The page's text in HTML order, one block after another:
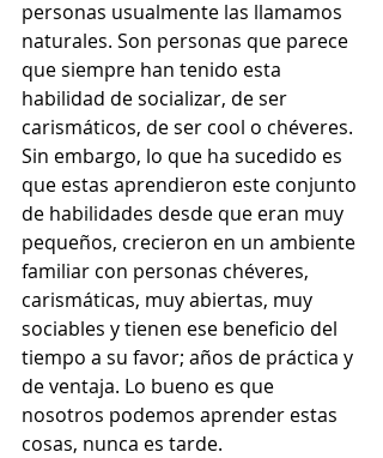
personas usualmente las llamamos
naturales. Son personas que parece
que siempre han tenido esta
habilidad de socializar, de ser
carismáticos, de ser cool o chéveres.
Sin embargo, lo que ha sucedido es
que estas aprendieron este conjunto
de habilidades desde que eran muy
pequeños, crecieron en un ambiente
familiar con personas chéveres,
carismáticas, muy abiertas, muy
sociables y tienen ese beneficio del
tiempo a su favor; años de práctica y
de ventaja. Lo bueno es que
nosotros podemos aprender estas
cosas, nunca es tarde.